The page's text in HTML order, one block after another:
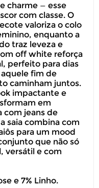
charme — esse
com classe. O
valoriza o colo
enquanto a
traz leveza e
off white reforça
perfeito para dias
fim de
caminham juntos.
impactante e
em
jeans de
saia combina com
para um mood
que não só
versátil e com
e 7% Linho.